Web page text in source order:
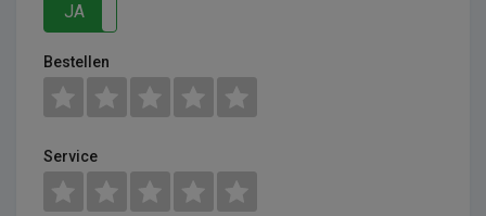
JA
Bestellen
Service